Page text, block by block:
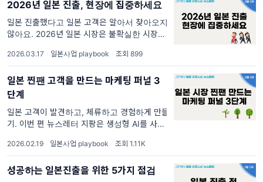
#해외사업 (4)
#일본네트워킹 (4)
#일본콘텐츠 (4)
#스타트업일본사업 (4)
#스타트업일본진출 (4)
#일본b2c (3)
#일본초기사업 (3)
2026년 일본 진출, 현장에 집중하세요
일본 진출했다고 일본 고객은 알아서 찾아오지
않아요. 2026년 일본 시장은 불확실한 시장 상
는 기업을 원해요. 가치나 기술로만 증명하던
시대는 끝났습니다. *자세한 이야기는 1월에 발
행한
2026.03.17 · 일본사업 playbook · 조회 899
일본 찐팬 고객을 만드는 마케팅 퍼널 3
단계
일본 고객이 발견하고, 체류하고 경험하게 만들
기. 이번 편 뉴스레터 지팡은 생성형 AI를 사용
법인을 세운 한국 기업 수가 318건으로 최고치
를 기록했어요. (2025년 1월~9월 기
2026.02.19 · 일본사업 playbook · 조회 1.11K
성공하는 일본진출을 위한 5가지 점검